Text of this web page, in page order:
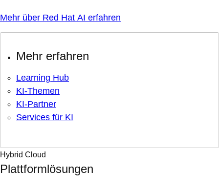
Mehr über Red Hat AI erfahren
Mehr erfahren
Learning Hub
KI-Themen
KI-Partner
Services für KI
Hybrid Cloud
Plattformlösungen